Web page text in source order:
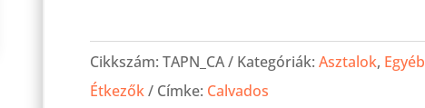
asztal
Calvados
160(200)x80
Cikkszám: TAPN_CA Kategóriák: Asztalok, Egyéb
Étkezők
Címke: Calvados